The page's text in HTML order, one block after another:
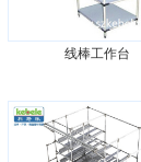
线棒工作台